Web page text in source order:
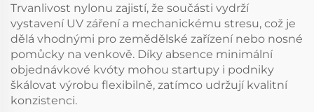
Trvanlivost nylonu zajistí, že součásti vydrží
vystavení UV záření a mechanickému stresu, což je
dělá vhodnými pro zemědělské zařízení nebo nosné
pomůcky na venkově. Díky absence minimální
objednávkové kvóty mohou startupy i podniky
škálovat výrobu flexibilně, zatímco udržují kvalitní
konzistenci.